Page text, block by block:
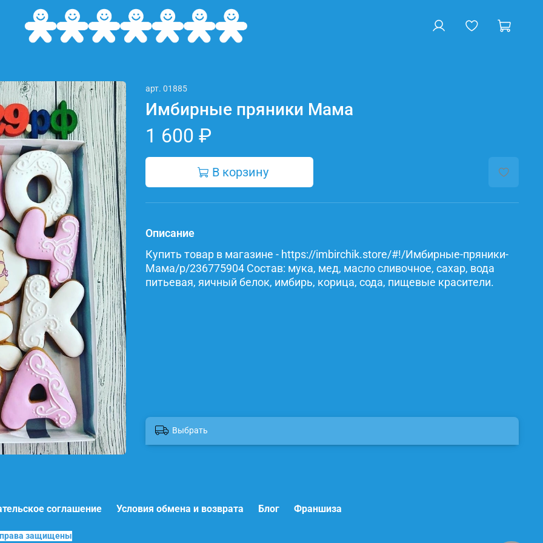
арт. 01885
Имбирные пряники Мама
1 600 ₽
В корзину
Описание
Купить товар в магазине - https://imbirchik.store/#!/Имбирные-пряники-
Мама/p/236775904 Состав: мука, мед, масло сливочное, сахар, вода
питьевая, яичный белок, имбирь, корица, сода, пищевые красители.
Выбрать
соглашение Условия обмена и возврата Блог Франшиза
права защищены